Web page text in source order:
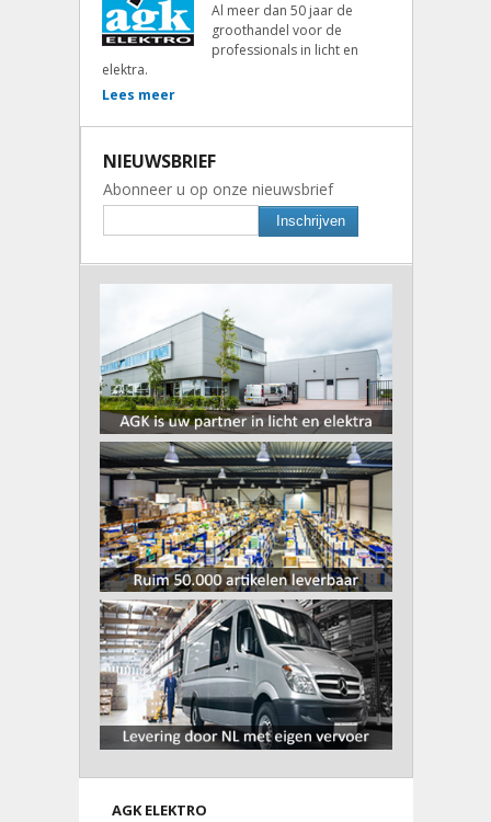
Al meer dan 50 jaar de
groothandel voor de
professionals in licht en
elektra.
Lees meer
NIEUWSBRIEF
Abonneer u op onze nieuwsbrief
Inschrijven
AGK ELEKTRO